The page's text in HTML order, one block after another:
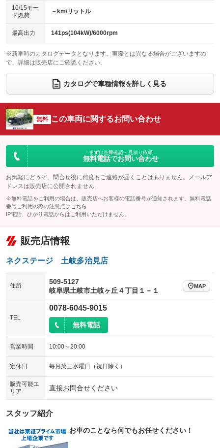
ベンチシート
：装備なし
チップアップシート
：装備なし
：装備なし ：装備あり
ウォークスルー
：装備なし
電動リアゲート フロントカメラ
：装備あり
：装備なし ：装備あり
サイドカメラ
：装備あり ルーフレール
：装備なし
：装備なし
：装備なし
10/15モー
ド燃費
－km/リットル
最高出力 141ps(104kW)/6000rpm
※新車時のカタログデータとなります。実際とは異なる場合がございますの
で、詳細は販売店にご確認ください。
カタログで車種情報を詳しく見る
無料 この車両に関するお問い合わせ
まずは在庫確認・見積り依頼
無料電話でお問い合わせ
お気軽にどうぞ。問合せ後に何度もご連絡が届くことはありません。メールア
ドレスは販売店に公開されません。
※無料電話をご利用の場合は、販売店へお客様の電話番号が通知されます。無料電話
番号ご利用の際の注意点は こちら
IP電話、ひかり電話からはご利用いただけません。
販売店情報
ネクステージ 土岐多治見店
住所
509-5127
岐阜県土岐市土岐ヶ丘４丁目１－１
MAP
TEL
0078-6045-9015
無料電話
営業時間 10:00～20:00
定休日 毎月第三水曜日（祝日除く）
販売可能エ
リア
直接お問合せください
スタッフ紹介
お車のことなら何でもお任せください！